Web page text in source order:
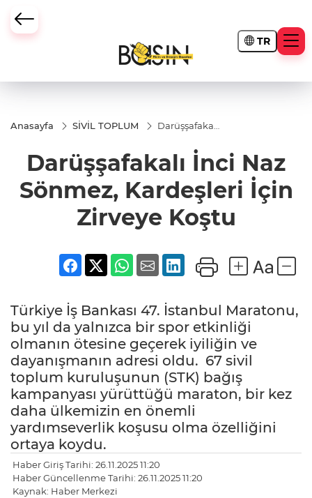
TR
Anasayfa SİVİL TOPLUM
Darüşşafakalı
Sönmez,
Kardeşleri
İçin Zirveye
Koştu
Darüşşafakalı İnci Naz
Sönmez, Kardeşleri İçin
Zirveye Koştu
Türkiye İş Bankası 47. İstanbul Maratonu,
bu yıl da yalnızca bir spor etkinliği
olmanın ötesine geçerek iyiliğin ve
dayanışmanın adresi oldu. 67 sivil
toplum kuruluşunun (STK) bağış
kampanyası yürüttüğü maraton, bir kez
daha ülkemizin en önemli
yardımseverlik koşusu olma özelliğini
ortaya koydu.
Haber Giriş Tarihi: 26.11.2025 11:20
Haber Güncellenme Tarihi: 26.11.2025 11:20
Kaynak: Haber Merkezi